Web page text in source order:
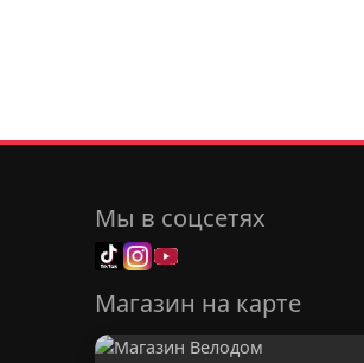
Мы в соцсетях
Магазин на карте